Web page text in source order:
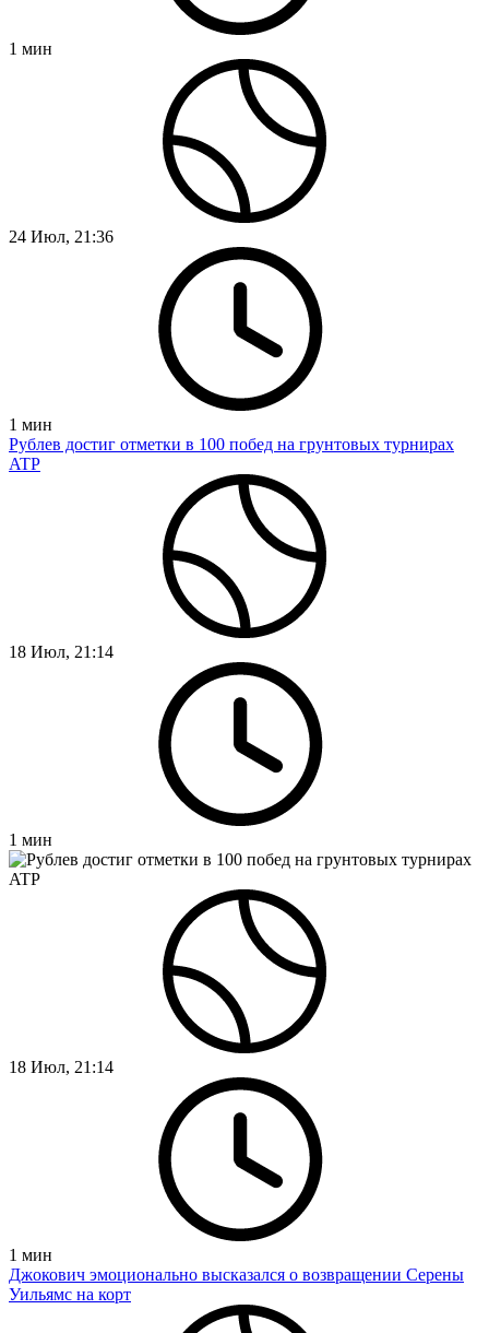
1 мин
24 Июл, 21:36
1 мин
Рублев достиг отметки в 100 побед на грунтовых турнирах
ATP
18 Июл, 21:14
1 мин
18 Июл, 21:14
1 мин
Джокович эмоционально высказался о возвращении Серены
Уильямс на корт